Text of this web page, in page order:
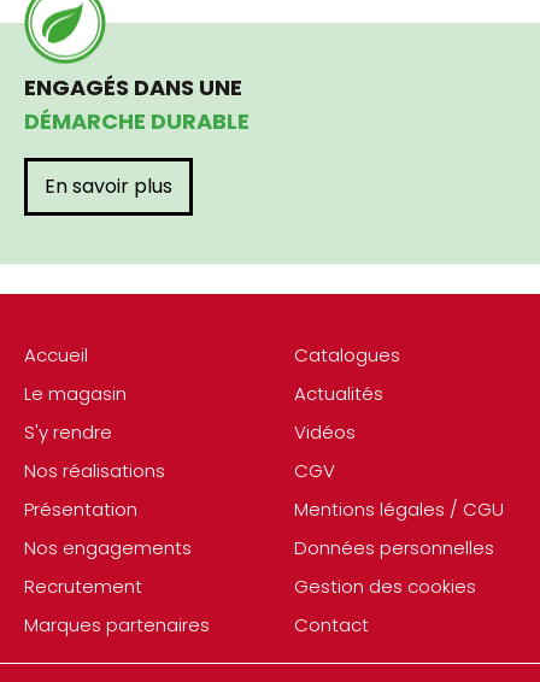
Accueil
Le magasin
S'y rendre
Nos réalisations
Présentation
Nos engagements
Recrutement
Marques partenaires
Catalogues
Actualités
Vidéos
CGV
Mentions légales / CGU
Données personnelles
Gestion des cookies
Contact
ENGAGÉS DANS UNE
DÉMARCHE DURABLE
En savoir plus